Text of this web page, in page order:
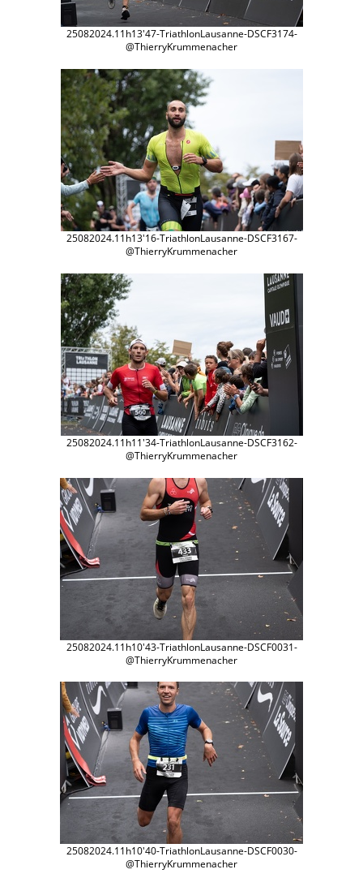
25082024.11h13'47-TriathlonLausanne-DSCF3174-
@ThierryKrummenacher
25082024.11h13'16-TriathlonLausanne-DSCF3167-
@ThierryKrummenacher
25082024.11h11'34-TriathlonLausanne-DSCF3162-
@ThierryKrummenacher
25082024.11h10'43-TriathlonLausanne-DSCF0031-
@ThierryKrummenacher
25082024.11h10'40-TriathlonLausanne-DSCF0030-
@ThierryKrummenacher